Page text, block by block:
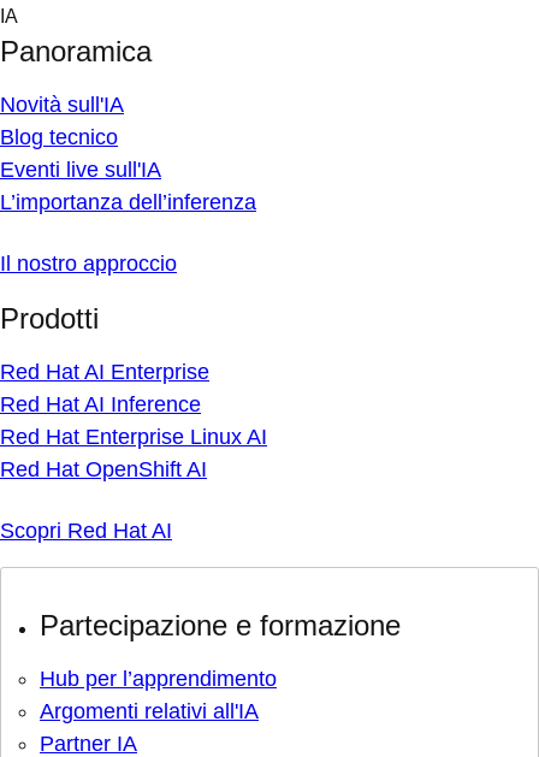
Skip
content
IA
Panoramica
Novità sull'IA
Blog tecnico
Eventi live sull'IA
L’importanza dell’inferenza
Il nostro approccio
Prodotti
Red Hat AI Enterprise
Red Hat AI Inference
Red Hat Enterprise Linux AI
Red Hat OpenShift AI
Scopri Red Hat AI
Partecipazione e formazione
Hub per l’apprendimento
Argomenti relativi all'IA
Partner IA